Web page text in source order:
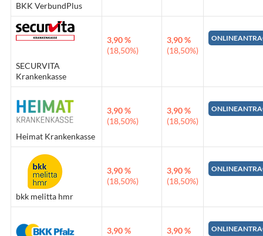
BKK VerbundPlus
SECURVITA
Krankenkasse
3,90 %
(18,50%)
3,90 %
(18,50%)
Heimat Krankenkasse
3,90 %
(18,50%)
3,90 %
(18,50%)
bkk melitta hmr
3,90 %
(18,50%)
3,90 %
(18,50%)
3,90 %
3,90 %